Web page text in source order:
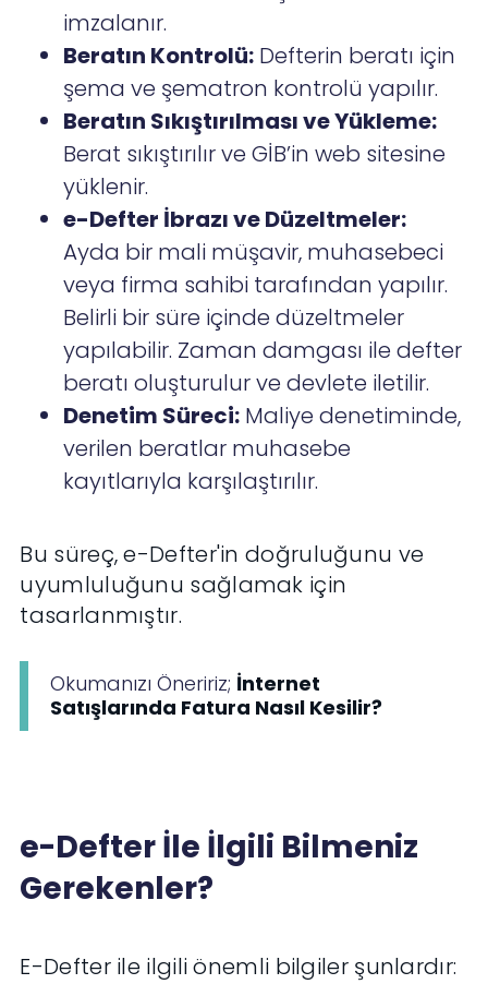
imzalanır.
Beratın Kontrolü: Defterin beratı için
şema ve şematron kontrolü yapılır.
Beratın Sıkıştırılması ve Yükleme:
Berat sıkıştırılır ve GİB’in web sitesine
yüklenir.
e-Defter İbrazı ve Düzeltmeler:
Ayda bir mali müşavir, muhasebeci
veya firma sahibi tarafından yapılır.
Belirli bir süre içinde düzeltmeler
yapılabilir. Zaman damgası ile defter
beratı oluşturulur ve devlete iletilir.
Denetim Süreci: Maliye denetiminde,
verilen beratlar muhasebe
kayıtlarıyla karşılaştırılır.
Bu süreç, e-Defter'in doğruluğunu ve
uyumluluğunu sağlamak için
tasarlanmıştır.
Okumanızı Öneririz; İnternet
Satışlarında Fatura Nasıl Kesilir?
e-Defter İle İlgili Bilmeniz
Gerekenler?
E-Defter ile ilgili önemli bilgiler şunlardır: